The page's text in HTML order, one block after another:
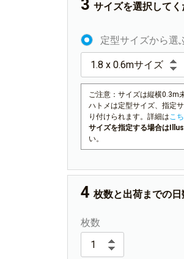
サイズを選択してく
定型サイズから選
ご注意：サイズは縦横0.3m
ハトメは定型サイズ、指定
り付けられます。詳細はこ
サイズを指定する場合は
い。
枚数と出荷までの
枚数